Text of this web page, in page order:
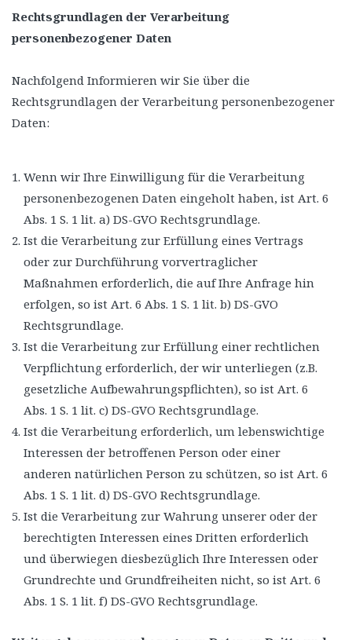
Rechtsgrundlagen der Verarbeitung
personenbezogener Daten
Nachfolgend Informieren wir Sie über die
Rechtsgrundlagen der Verarbeitung personenbezogener
Daten:
Wenn wir Ihre Einwilligung für die Verarbeitung
personenbezogenen Daten eingeholt haben, ist Art. 6
Abs. 1 S. 1 lit. a) DS-GVO Rechtsgrundlage.
Ist die Verarbeitung zur Erfüllung eines Vertrags
oder zur Durchführung vorvertraglicher
Maßnahmen erforderlich, die auf Ihre Anfrage hin
erfolgen, so ist Art. 6 Abs. 1 S. 1 lit. b) DS-GVO
Rechtsgrundlage.
Ist die Verarbeitung zur Erfüllung einer rechtlichen
Verpflichtung erforderlich, der wir unterliegen (z.B.
gesetzliche Aufbewahrungspflichten), so ist Art. 6
Abs. 1 S. 1 lit. c) DS-GVO Rechtsgrundlage.
Ist die Verarbeitung erforderlich, um lebenswichtige
Interessen der betroffenen Person oder einer
anderen natürlichen Person zu schützen, so ist Art. 6
Abs. 1 S. 1 lit. d) DS-GVO Rechtsgrundlage.
Ist die Verarbeitung zur Wahrung unserer oder der
berechtigten Interessen eines Dritten erforderlich
und überwiegen diesbezüglich Ihre Interessen oder
Grundrechte und Grundfreiheiten nicht, so ist Art. 6
Abs. 1 S. 1 lit. f) DS-GVO Rechtsgrundlage.